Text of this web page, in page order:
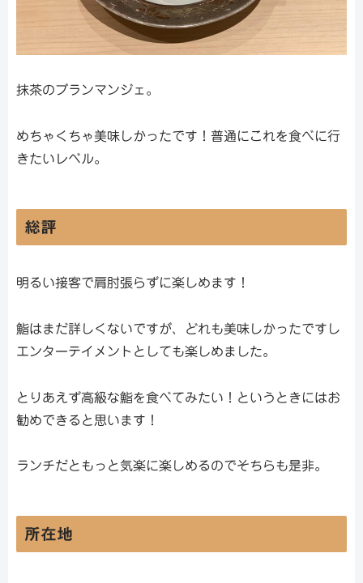
抹茶のブランマンジェ。
めちゃくちゃ美味しかったです！普通にこれを食べに行
きたいレベル。
総評
明るい接客で肩肘張らずに楽しめます！
鮨はまだ詳しくないですが、どれも美味しかったですし
エンターテイメントとしても楽しめました。
とりあえず高級な鮨を食べてみたい！というときにはお
勧めできると思います！
ランチだともっと気楽に楽しめるのでそちらも是非。
所在地